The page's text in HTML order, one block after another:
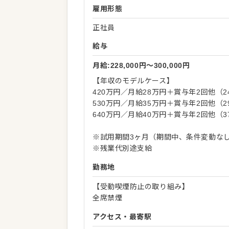
雇用形態
正社員
給与
月給:228,000円〜300,000円
【年収のモデルケース】
420万円／月給28万円＋賞与年2回他（
530万円／月給35万円＋賞与年2回他（
640万円／月給40万円＋賞与年2回他（
※試用期間3ヶ月（期間中、条件変動なし
※残業代別途支給
勤務地
【受動喫煙防止の取り組み】
全席禁煙
アクセス・最寄駅